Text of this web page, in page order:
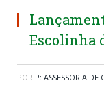
Escolinha
POR P: ASSESSORIA DE